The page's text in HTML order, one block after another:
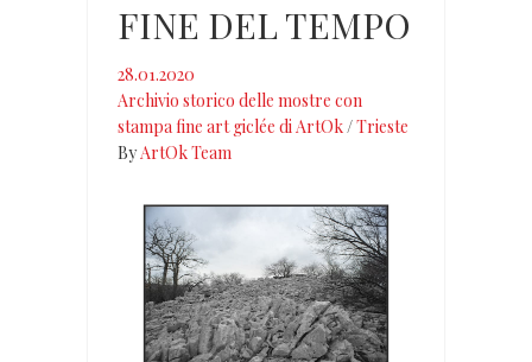
FINE DEL TEMPO
28.01.2020
Archivio storico delle mostre con
stampa fine art giclée di ArtOk/Trieste
ByArtOk Team